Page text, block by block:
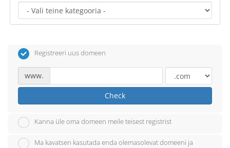
Registreeri uus domeen
www.
Check
Kanna üle oma domeen meile teisest registrist
Ma kavatsen kasutada enda olemasolevat domeeni ja